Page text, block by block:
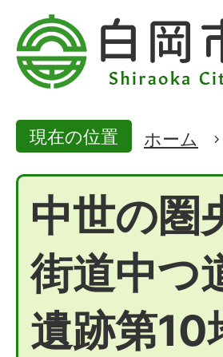
現在の位置 ホーム
中世の圏
街道中つ
遺跡第10